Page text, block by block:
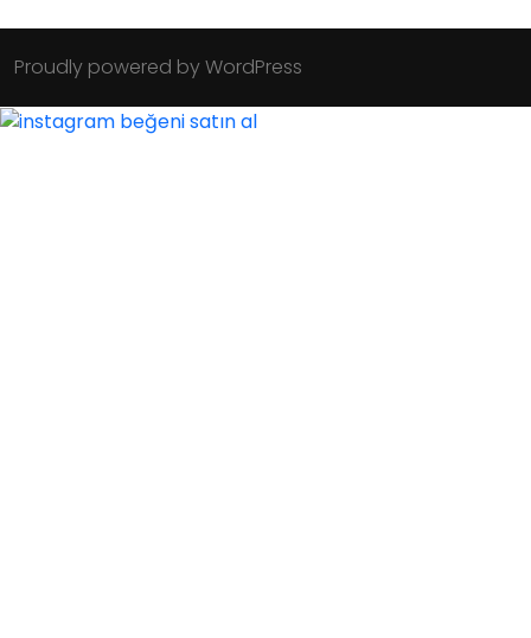
Proudly powered by WordPress